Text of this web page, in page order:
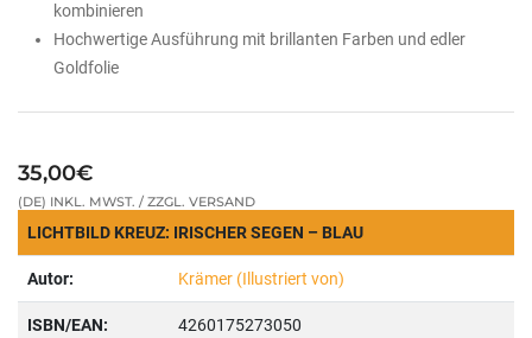
kombinieren
Hochwertige Ausführung mit brillanten Farben und edler
Goldfolie
35,00€
(DE) INKL. MWST. / ZZGL. VERSAND
LICHTBILD KREUZ: IRISCHER SEGEN – BLAU
Autor: Krämer (Illustriert von)
ISBN/EAN: 4260175273050